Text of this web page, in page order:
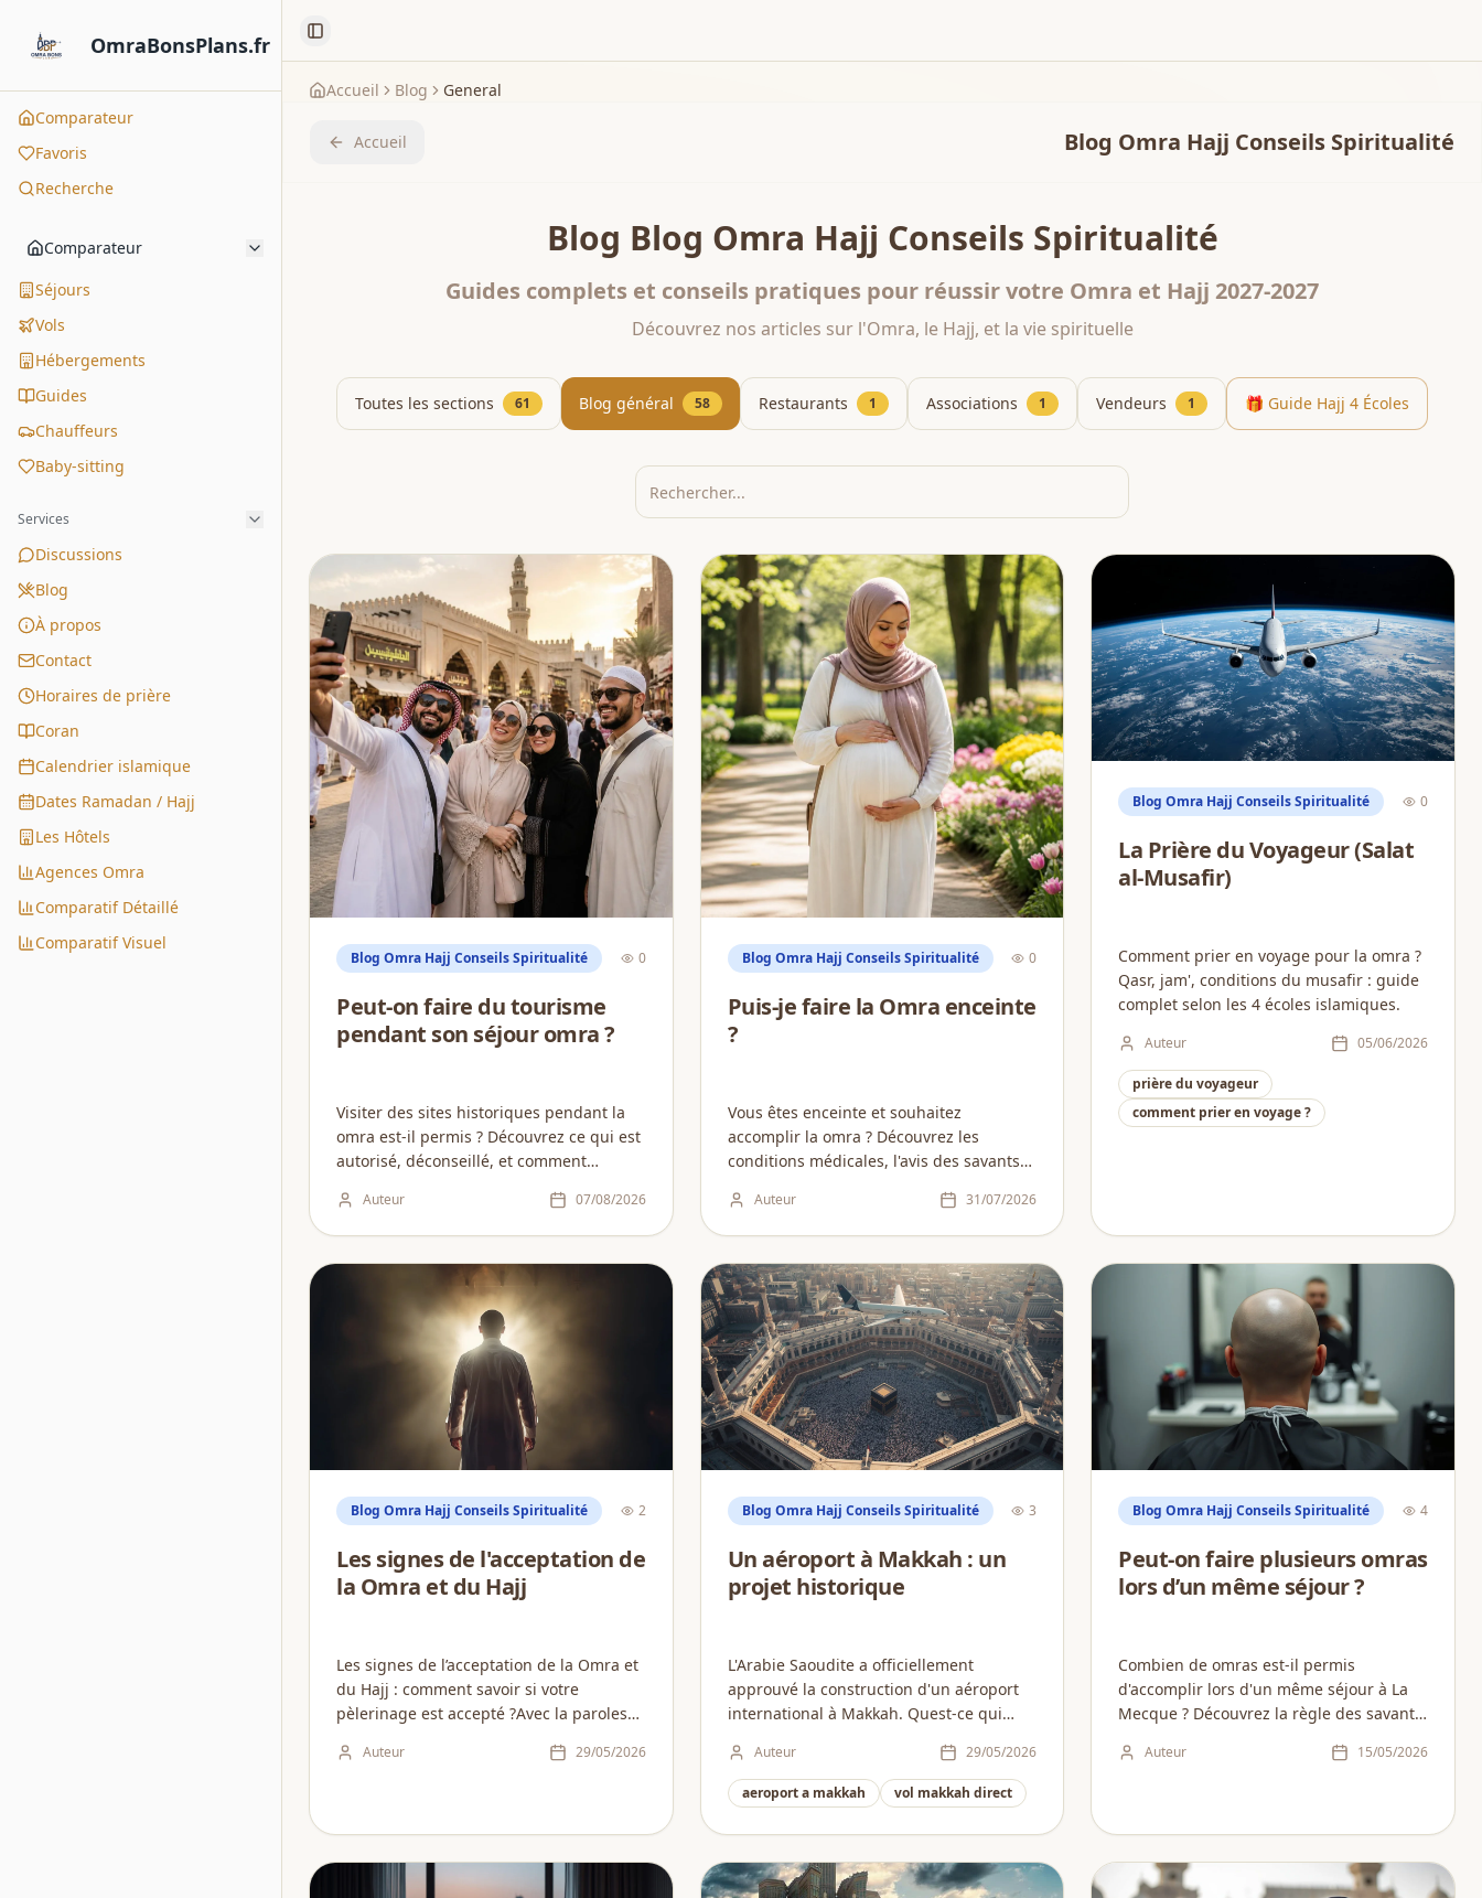
OmraBonsPlans.fr
Comparateur
Favoris
Recherche
Comparateur
Séjours
Vols
Hébergements
Guides
Chauffeurs
Baby-sitting
Services
Discussions
Blog
À propos
Contact
Horaires de prière
Coran
Calendrier islamique
Dates Ramadan / Hajj
Les Hôtels
Agences Omra
Comparatif Détaillé
Comparatif Visuel
Toggle Sidebar
Accueil Blog General
Accueil Blog Omra Hajj Conseils Spiritualité
Blog Blog Omra Hajj Conseils Spiritualité
Guides complets et conseils pratiques pour réussir votre Omra et Hajj 2027-2027
Découvrez nos articles sur l'Omra, le Hajj, et la vie spirituelle
Toutes les sections 61 Blog général 58 Restaurants 1 Associations 1 Vendeurs 1 🎁 Guide Hajj 4 Écoles
Blog Omra Hajj Conseils Spiritualité 0
Peut-on faire du tourisme
pendant son séjour omra ?
Visiter des sites historiques pendant la
omra est-il permis ? Découvrez ce qui est
autorisé, déconseillé, et comment
de votre séjour....
Auteur 07/08/2026
Blog Omra Hajj Conseils Spiritualité 0
Puis-je faire la Omra enceinte
?
Vous êtes enceinte et souhaitez
accomplir la omra ? Découvrez les
conditions médicales, l'avis des savants
pour partir sereinement....
Auteur 31/07/2026
Blog Omra Hajj Conseils Spiritualité 0
La Prière du Voyageur (Salat
al-Musafir)
Comment prier en voyage pour la omra ?
Qasr, jam', conditions du musafir : guide
complet selon les 4 écoles islamiques.
Auteur 05/06/2026
prière du voyageur
comment prier en voyage ?
Blog Omra Hajj Conseils Spiritualité 2
Les signes de l'acceptation de
la Omra et du Hajj
Les signes de l’acceptation de la Omra et
du Hajj : comment savoir si votre
pèlerinage est accepté ?Avec la paroles
Auteur 29/05/2026
Blog Omra Hajj Conseils Spiritualité 3
Un aéroport à Makkah : un
projet historique
L'Arabie Saoudite a officiellement
approuvé la construction d'un aéroport
international à Makkah. Quest-ce qui
Auteur 29/05/2026
aeroport a makkah vol makkah direct
Blog Omra Hajj Conseils Spiritualité 4
Peut-on faire plusieurs omras
lors d’un même séjour ?
Combien de omras est-il permis
d'accomplir lors d'un même séjour à La
Mecque ? Découvrez la règle des savants
temps spirituel....
Auteur 15/05/2026